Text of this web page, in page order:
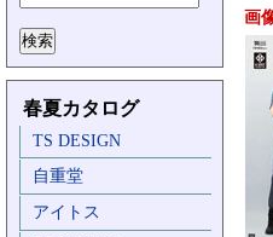
春夏カタログ
TS DESIGN
自重堂
アイトス
画